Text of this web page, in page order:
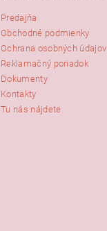
Predajňa
Obchodné podmienky
Ochrana osobných údajov
Reklamačný poriadok
Dokumenty
Kontakty
Tu nás nájdete